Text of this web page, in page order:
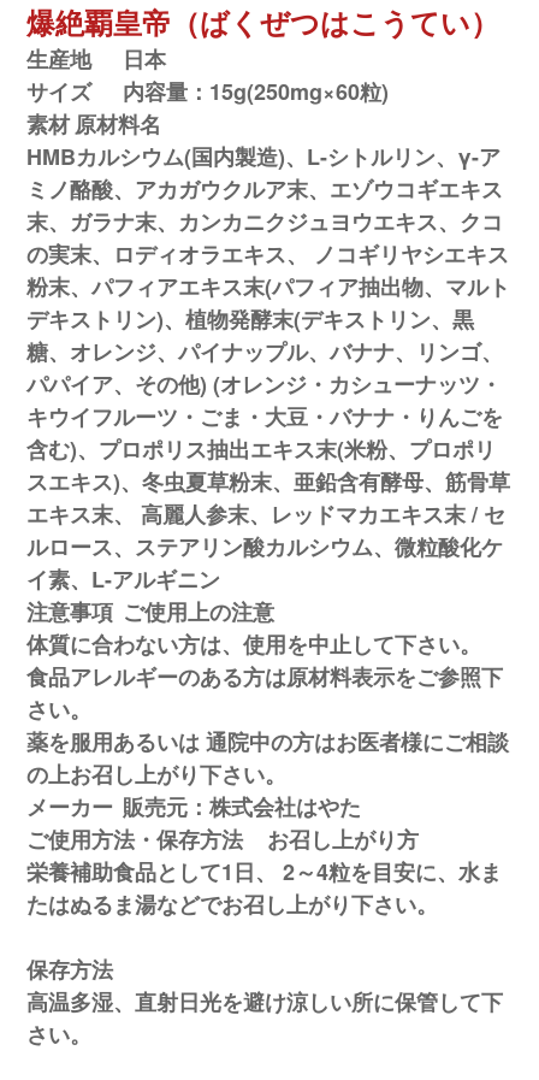
爆絶覇皇帝（ばくぜつはこうてい）
生産地
日本
サイズ
内容量：15g(250mg×60粒)
素材原材料名
HMBカルシウム(国内製造)、L-シトルリン、γ-ア
ミノ酪酸、アカガウクルア末、エゾウコギエキス
末、ガラナ末、カンカニクジュヨウエキス、クコ
の実末、ロディオラエキス、 ノコギリヤシエキス
粉末、パフィアエキス末(パフィア抽出物、マルト
デキストリン)、植物発酵末(デキストリン、黒
糖、オレンジ、パイナップル、バナナ、リンゴ、
パパイア、その他) (オレンジ・カシューナッツ・
キウイフルーツ・ごま・大豆・バナナ・りんごを
含む)、プロポリス抽出エキス末(米粉、プロポリ
スエキス)、冬虫夏草粉末、亜鉛含有酵母、筋骨草
エキス末、 高麗人参末、レッドマカエキス末 / セ
ルロース、ステアリン酸カルシウム、微粒酸化ケ
イ素、L-アルギニン
注意事項 ご使用上の注意
体質に合わない方は、使用を中止して下さい。
食品アレルギーのある方は原材料表示をご参照下
さい。
薬を服用あるいは 通院中の方はお医者様にご相談
の上お召し上がり下さい。
メーカー 販売元：株式会社はやた
ご使用方法・保存方法
お召し上がり方
栄養補助食品として1日、
2～4粒を目安に、水ま
たはぬるま湯などでお召し上がり下さい。
保存方法
高温多湿、直射日光を避け涼しい所に保管して下
さい。